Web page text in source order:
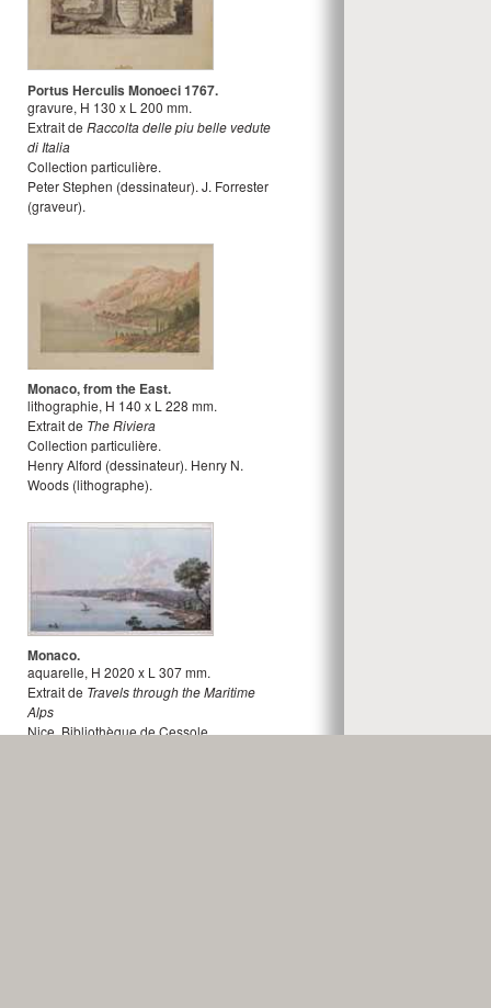
Portus Herculis Monoeci 1767.
gravure, H 130 x L 200 mm.
Extrait de Raccolta delle piu belle vedute
di Italia
Collection particulière.
Peter Stephen (dessinateur). J. Forrester
(graveur).
Monaco, from the East.
lithographie, H 140 x L 228 mm.
Extrait de The Riviera
Collection particulière.
Henry Alford (dessinateur). Henry N.
Woods (lithographe).
Monaco.
aquarelle, H 2020 x L 307mm.
Extrait de Travels through the Maritime
Alps
Nice, Bibliothèque de Cessole.